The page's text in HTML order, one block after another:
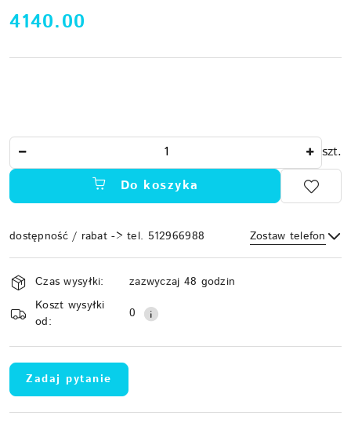
cena:
4140.00
szt.
Do koszyka
dostępność / rabat -> tel. 512966988 Zostaw telefon
Wyślij
Dostępność
i
dostawa
Czas wysyłki:
zazwyczaj 48 godzin
Koszt wysyłki
od:
0
Zadaj pytanie